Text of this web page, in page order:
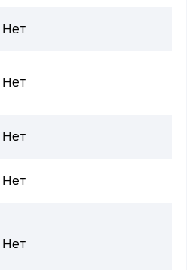
Нет
Нет
Нет
Нет
Нет